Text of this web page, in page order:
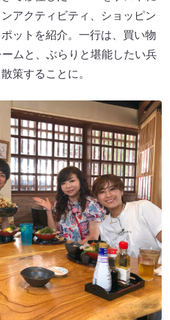
アクティビティ、ショッピン
ットを紹介。一行は、買い物
ムと、ぶらりと堪能したい兵
策することに。